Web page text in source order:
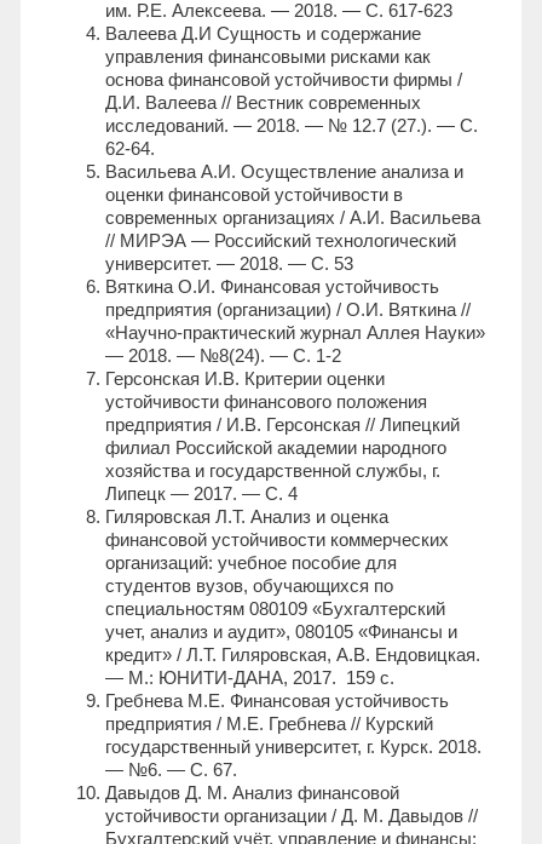
им. Р.Е. Алексеева. — 2018. — С. 617-623
Валеева Д.И Сущность и содержание
управления финансовыми рисками как
основа финансовой устойчивости фирмы /
Д.И. Валеева // Вестник современных
исследований. — 2018. — № 12.7 (27.). — С.
62-64.
Васильева А.И. Осуществление анализа и
оценки финансовой устойчивости в
современных организациях / А.И. Васильева
// МИРЭА — Российский технологический
университет. — 2018. — С. 53
Вяткина О.И. Финансовая устойчивость
предприятия (организации) / О.И. Вяткина //
«Научно-практический журнал Аллея Науки»
— 2018. — №8(24). — С. 1-2
Герсонская И.В. Критерии оценки
устойчивости финансового положения
предприятия / И.В. Герсонская // Липецкий
филиал Российской академии народного
хозяйства и государственной службы, г.
Липецк — 2017. — С. 4
Гиляровская Л.Т. Анализ и оценка
финансовой устойчивости коммерческих
организаций: учебное пособие для
студентов вузов, обучающихся по
специальностям 080109 «Бухгалтерский
учет, анализ и аудит», 080105 «Финансы и
кредит» / Л.Т. Гиляровская, А.В. Ендовицкая.
— М.: ЮНИТИ-ДАНА, 2017. 159 c.
Гребнева М.Е. Финансовая устойчивость
предприятия / М.Е. Гребнева // Курский
государственный университет, г. Курск. 2018.
— №6. — С. 67.
Давыдов Д. М. Анализ финансовой
устойчивости организации / Д. М. Давыдов //
Бухгалтерский учёт, управление и финансы: